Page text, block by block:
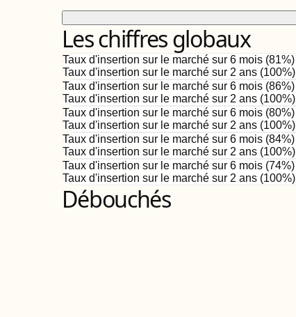
Les chiffres globaux
Taux d'insertion sur le marché sur 6 mois (81%)
Taux d'insertion sur le marché sur 2 ans (100%)
Taux d'insertion sur le marché sur 6 mois (86%)
Taux d'insertion sur le marché sur 2 ans (100%)
Taux d'insertion sur le marché sur 6 mois (80%)
Taux d'insertion sur le marché sur 2 ans (100%)
Taux d'insertion sur le marché sur 6 mois (84%)
Taux d'insertion sur le marché sur 2 ans (100%)
Taux d'insertion sur le marché sur 6 mois (74%)
Taux d'insertion sur le marché sur 2 ans (100%)
Débouchés